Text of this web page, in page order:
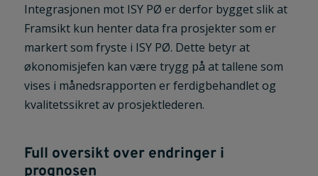
Integrasjonen mot ISY PØ er derfor bygget slik at
Framsikt kun henter data fra prosjekter som er
markert som fryste i ISY PØ. Dette betyr at
økonomisjefen kan være trygg på at tallene som
vises i månedsrapporten er ferdigbehandlet og
kvalitetssikret av prosjektlederen.
Full oversikt over endringer i
prognosen